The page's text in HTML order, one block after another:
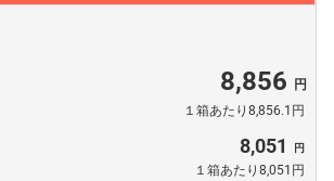
8,856
１箱あたり8,856.1円
8,051
１箱あたり8,051円